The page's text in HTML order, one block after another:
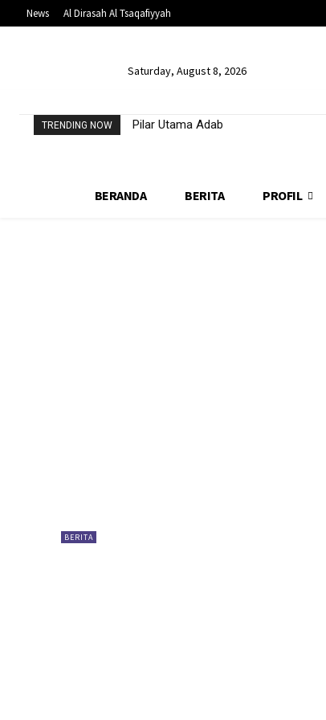
News Al Dirasah Al Tsaqafiyyah
Saturday, August 8, 2026
TRENDING NOW Pilar Utama Adab
BERANDA BERITA PROFIL
BERITA